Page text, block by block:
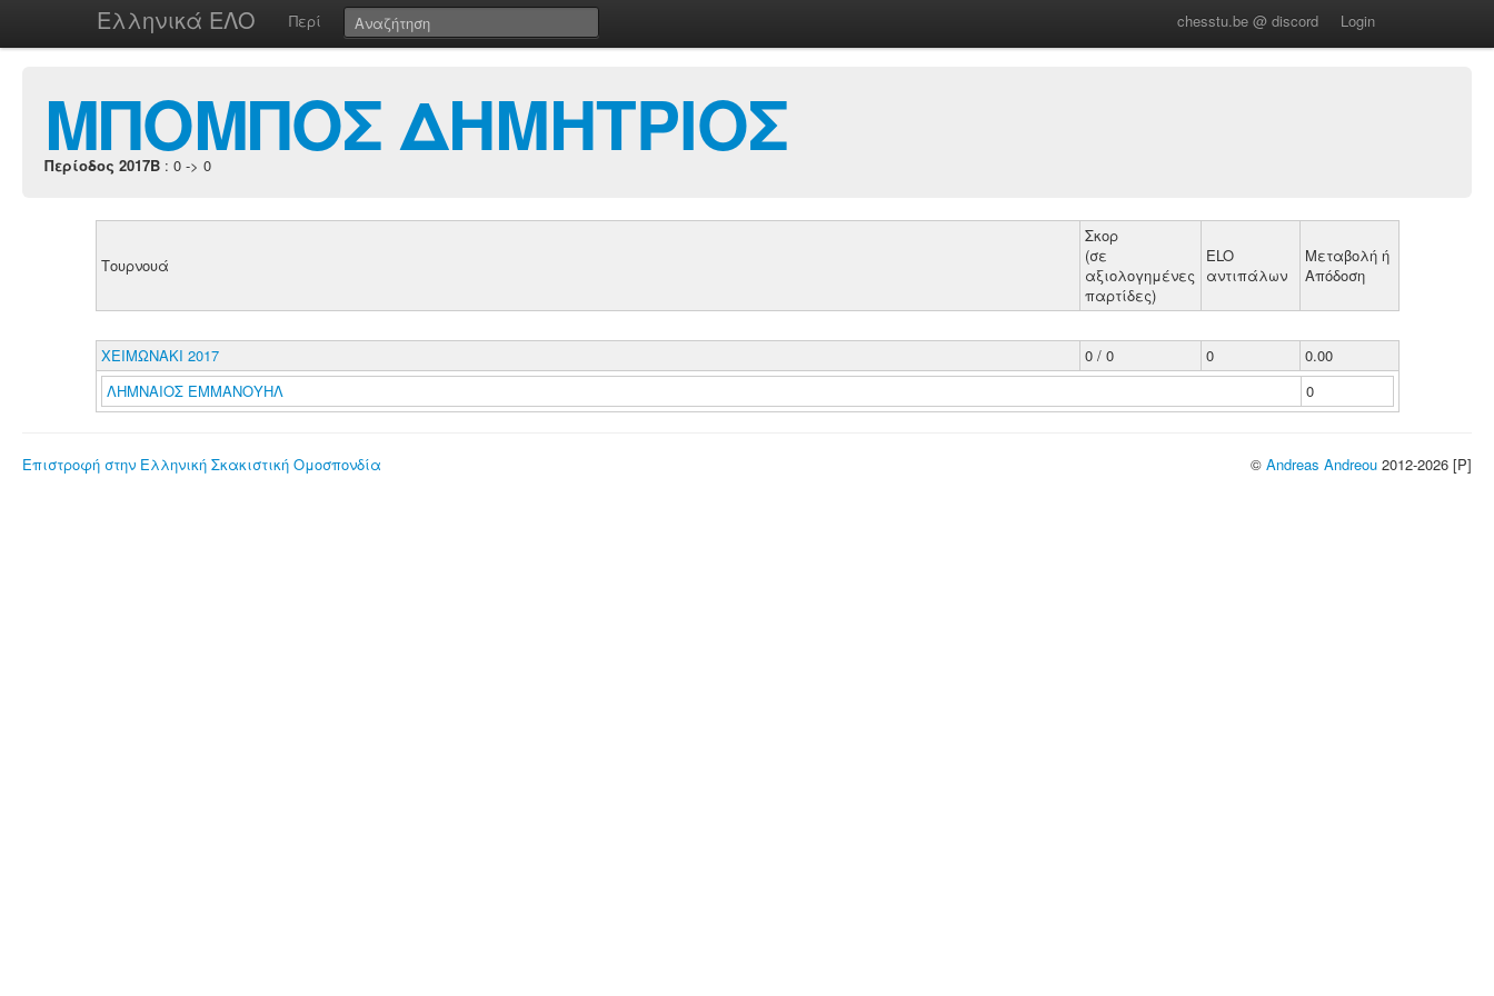
Ελληνικά ΕΛΟ Περί chesstu.be @ discord Login
ΜΠΟΜΠΟΣ ΔΗΜΗΤΡΙΟΣ
Περίοδος 2017B : 0 -> 0
Τουρνουά
Σκορ
(σε
αξιολογημένες
παρτίδες)
ELO
αντιπάλων
Μεταβολή ή
Απόδοση
ΧΕΙΜΩΝΑΚΙ 2017 0 / 0 0
0.00
ΛΗΜΝΑΙΟΣ ΕΜΜΑΝΟΥΗΛ
0
Επιστροφή στην Ελληνική Σκακιστική Ομοσπονδία © Andreas Andreou 2012-2026 [P]